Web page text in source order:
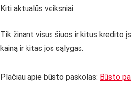
Kiti aktualūs veiksniai.
Tik žinant visus šiuos ir kitus kredito
kainą ir kitas jos sąlygas.
Plačiau apie būsto paskolas: Būsto